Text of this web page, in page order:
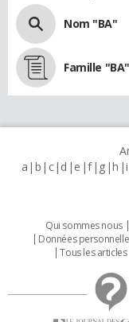
Nom "BA"
Famille "BA"
a b c d e f g h i
Qui sommes nous
Données
Tous les articles